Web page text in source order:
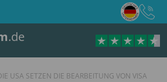
.de
USA SETZEN DIE BEARBEITUNG VON VISA